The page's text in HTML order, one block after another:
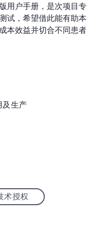
用户手册，是次项目专
试，希望借此能有助本
本效益并切合不同患者
及生产
术授权